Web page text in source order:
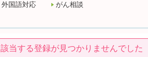
外国語対応
がん相談
該当する登録が見つかりませんでし